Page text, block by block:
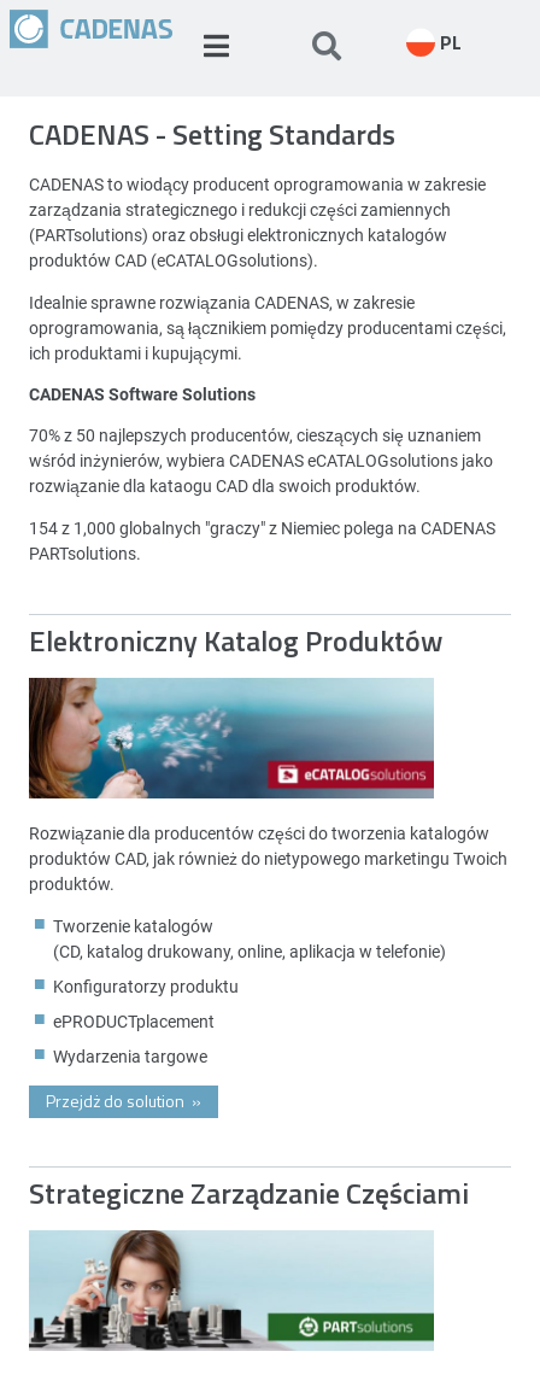
PL
CADENAS - Setting Standards
CADENAS to wiodący producent oprogramowania w zakresie
zarządzania strategicznego i redukcji części zamiennych
(PARTsolutions) oraz obsługi elektronicznych katalogów
produktów CAD (eCATALOGsolutions).
Idealnie sprawne rozwiązania CADENAS, w zakresie
oprogramowania, są łącznikiem pomiędzy producentami części,
ich produktami i kupującymi.
CADENAS Software Solutions
70% z 50 najlepszych producentów, cieszących się uznaniem
wśród inżynierów, wybiera CADENAS eCATALOGsolutions jako
rozwiązanie dla kataogu CAD dla swoich produktów.
154 z 1,000 globalnych "graczy" z Niemiec polega na CADENAS
PARTsolutions.
Elektroniczny Katalog Produktów
Rozwiązanie dla producentów części do tworzenia katalogów
produktów CAD, jak również do nietypowego marketingu Twoich
produktów.
Tworzenie katalogów
(CD, katalog drukowany, online, aplikacja w telefonie)
Konfiguratorzy produktu
ePRODUCTplacement
Wydarzenia targowe
Przejdż do solution »
Strategiczne Zarządzanie Częściami